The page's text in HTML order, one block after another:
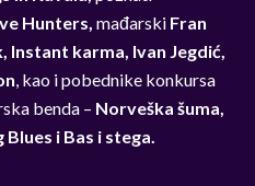
Hunters, mađarski Fran
Instant karma, Ivan Jegdić,
, kao i pobednike konkursa
benda – Norveška šuma,
i Bas i stega.